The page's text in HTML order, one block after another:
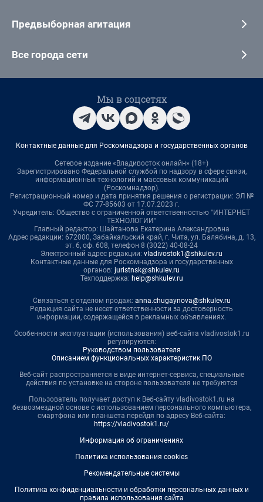
Предвыборная агитация
Все города сети
Мы в соцсетях
Контактные данные для Роскомнадзора и государственных органов
Сетевое издание «Владивосток онлайн» (18+)
Зарегистрировано Федеральной службой по надзору в сфере связи,
информационных технологий и массовых коммуникаций
(Роскомнадзор).
Регистрационный номер и дата принятия решения о регистрации: ЭЛ №
ФС 77-85603 от 17.07.2023 г.
Учредитель: Общество с ограниченной ответственностью "ИНТЕРНЕТ
ТЕХНОЛОГИИ"
Главный редактор: Шайтанова Екатерина Александровна
Адрес редакции: 672000, Забайкальский край, г. Чита, ул. Балябина, д. 13,
эт. 6, оф. 608, телефон 8 (3022) 40-08-24
Электронный адрес редакции: vladivostok1@shkulev.ru
Контактные данные для Роскомнадзора и государственных
органов: juristnsk@shkulev.ru
Техподдержка: help@shkulev.ru
Связаться с отделом продаж: anna.chugaynova@shkulev.ru
Редакция сайта не несет ответственности за достоверность
информации, содержащейся в рекламных объявлениях.
Особенности эксплуатации (использования) веб-сайта vladivostok1.ru
регулируются:
Руководством пользователя
Описанием функциональных характеристик ПО
Веб-сайт распространяется в виде интернет-сервиса, специальные
действия по установке на стороне пользователя не требуются
Пользователь получает доступ к Веб-сайту vladivostok1.ru на
безвозмездной основе с использованием персонального компьютера,
смартфона или планшета перейдя по адресу Веб-сайта:
https://vladivostok1.ru/
Информация об ограничениях
Политика использования cookies
Рекомендательные системы
Политика конфиденциальности и обработки персональных данных и
правила использования сайта